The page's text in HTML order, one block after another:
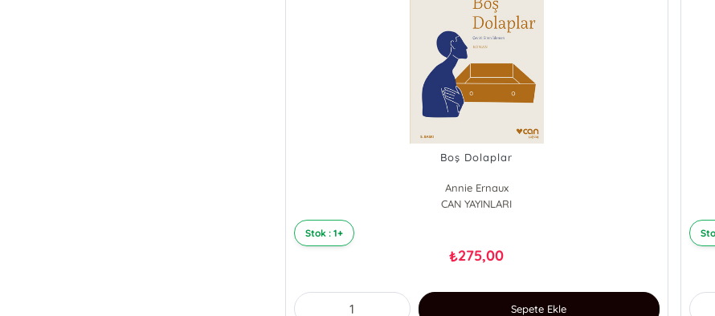
Boş Dolaplar
Annie Ernaux
CAN YAYINLARI
Stok : 1+
₺275,00
Sepete Ekle